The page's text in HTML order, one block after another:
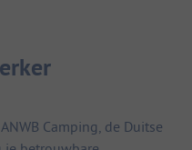
Camping, de Duitse